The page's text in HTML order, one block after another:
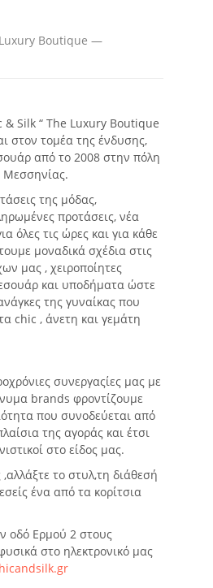
Boutique —
& Silk “ The Luxury Boutique
στον τομέα της ένδυσης,
από το 2008 στην πόλη
Μεσσηνίας.
της μόδας,
προτάσεις, νέα
όλες τις ώρες και για κάθε
μοναδικά σχέδια στις
μας , χειροποίητες
και υποδήματα ώστε
της γυναίκας που
chic , άνετη και γεμάτη
συνεργαςίες μας με
brands φροντίζουμε
που συνοδεύεται από
της αγοράς και έτσι
στο είδος μας.
το στυλ,τη διάθεσή
ένα από τα κορίτσια
οδό Ερμού 2 στους
στο ηλεκτρονικό μας